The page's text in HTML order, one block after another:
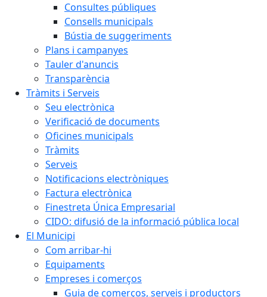
Consultes públiques
Consells municipals
Bústia de suggeriments
Plans i campanyes
Tauler d'anuncis
Transparència
Tràmits i Serveis
Seu electrònica
Verificació de documents
Oficines municipals
Tràmits
Serveis
Notificacions electròniques
Factura electrònica
Finestreta Única Empresarial
CIDO: difusió de la informació pública local
El Municipi
Com arribar-hi
Equipaments
Empreses i comerços
Guia de comerços, serveis i productors